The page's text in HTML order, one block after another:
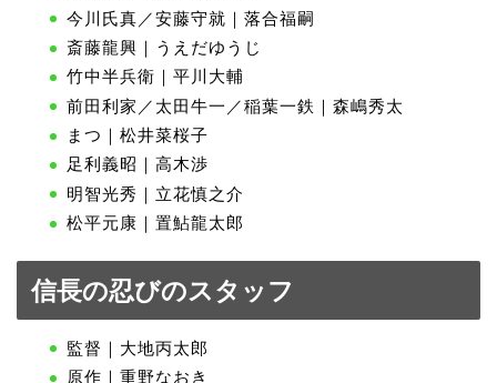
今川氏真／安藤守就｜落合福嗣
斎藤龍興｜うえだゆうじ
竹中半兵衛｜平川大輔
前田利家／太田牛一／稲葉一鉄｜森嶋秀太
まつ｜松井菜桜子
足利義昭｜高木渉
明智光秀｜立花慎之介
松平元康｜置鮎龍太郎
信長の忍びのスタッフ
監督｜大地丙太郎
原作｜重野なおき